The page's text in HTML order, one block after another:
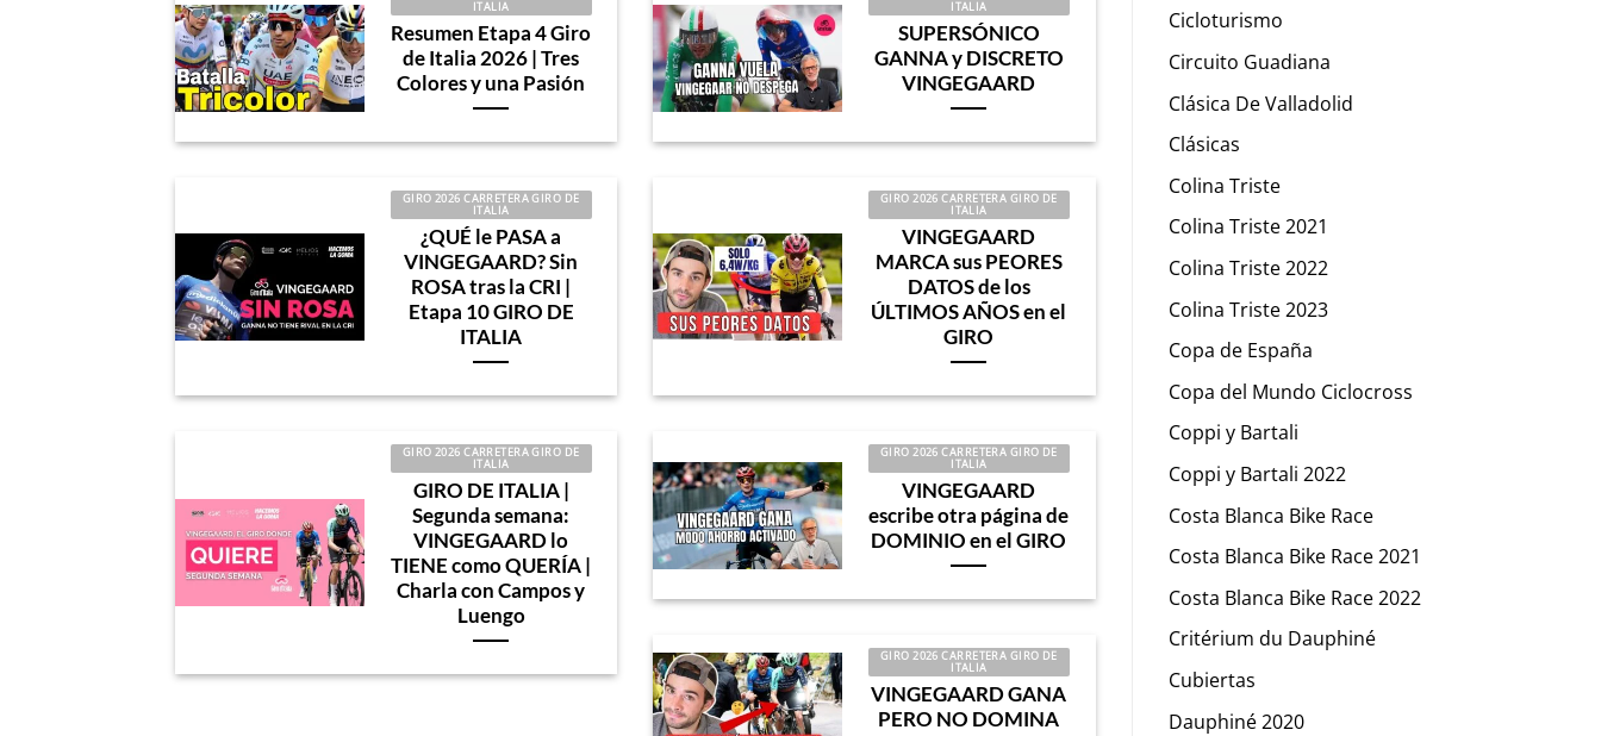
ITALIA
Resumen Etapa 4 Giro
de Italia 2026 | Tres
Colores y una Pasión
ITALIA
SUPERSÓNICO
GANNA y DISCRETO
VINGEGAARD
GIRO 2026 CARRETERA GIRO DE
ITALIA
¿QUÉ le PASA a
VINGEGAARD? Sin
ROSA tras la CRI |
Etapa 10 GIRO DE
ITALIA
GIRO 2026 CARRETERA GIRO DE
ITALIA
VINGEGAARD
MARCA sus PEORES
DATOS de los
ÚLTIMOS AÑOS en el
GIRO
GIRO 2026 CARRETERA GIRO DE
ITALIA
GIRO DE ITALIA |
Segunda semana:
VINGEGAARD lo
TIENE como QUERÍA |
Charla con Campos y
Luengo
GIRO 2026 CARRETERA GIRO DE
ITALIA
VINGEGAARD
escribe otra página de
DOMINIO en el GIRO
GIRO 2026 CARRETERA GIRO DE
ITALIA
VINGEGAARD GANA
PERO NO DOMINA
Cicloturismo
Circuito Guadiana
Clásica De Valladolid
Clásicas
Colina Triste
Colina Triste 2021
Colina Triste 2022
Colina Triste 2023
Copa de España
Copa del Mundo Ciclocross
Coppi y Bartali
Coppi y Bartali 2022
Costa Blanca Bike Race
Costa Blanca Bike Race 2021
Costa Blanca Bike Race 2022
Critérium du Dauphiné
Cubiertas
Dauphiné 2020